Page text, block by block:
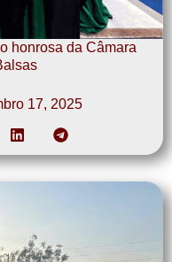
honrosa da Câmara
17, 2025